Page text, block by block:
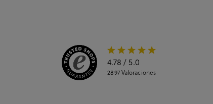
4.78 / 5.0
2897Valoraciones